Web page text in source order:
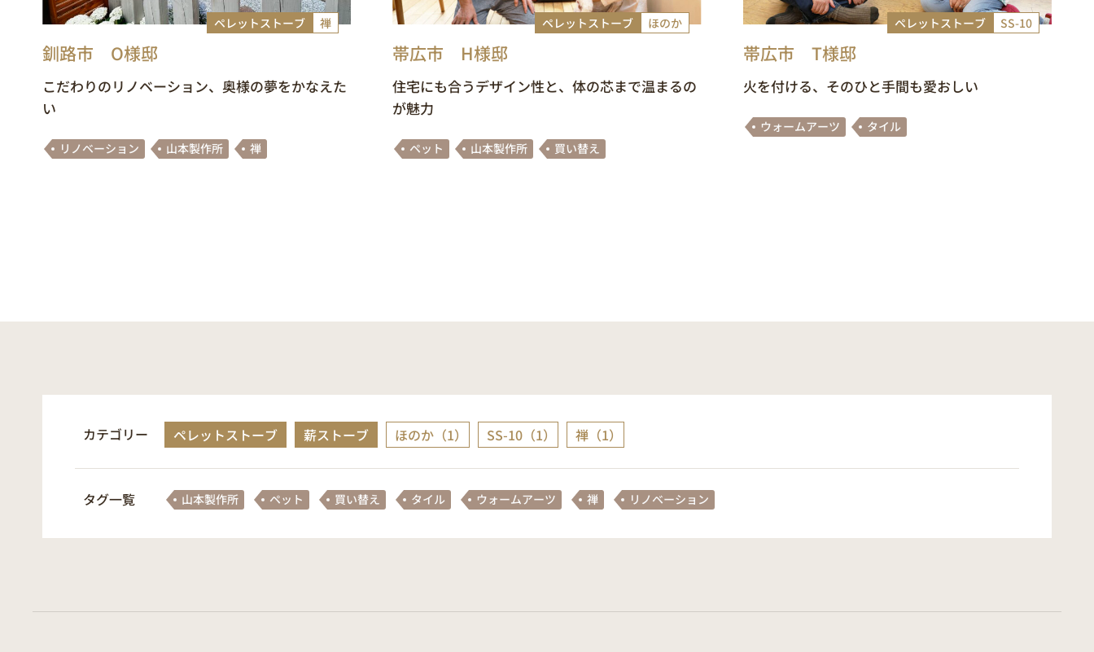
ペレットストーブ 禅
釧路市 O様邸
こだわりのリノベーション、奥様の夢をかなえた
い
リノベーション 山本製作所 禅
ペレットストーブ ほのか
帯広市 H様邸
住宅にも合うデザイン性と、体の芯まで温まるの
が魅力
ペット 山本製作所 買い替え
ペレットストーブ SS-10
帯広市 T様邸
火を付ける、そのひと手間も愛おしい
ウォームアーツ タイル
カテゴリー ペレットストーブ 薪ストーブ ほのか（1） SS-10（1） 禅（1）
タグ一覧 山本製作所 ペット 買い替え タイル ウォームアーツ 禅 リノベーション